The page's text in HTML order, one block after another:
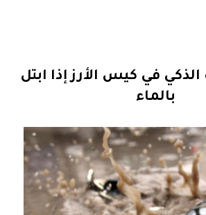
في كيس الأرز إذا ابتل
بالماء